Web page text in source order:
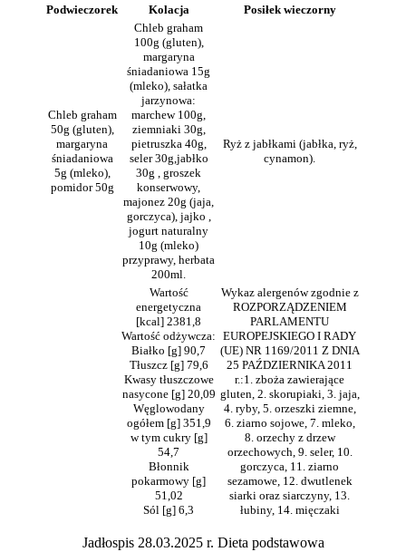
Podwieczorek
Kolacja Posiłek wieczorny
Chleb graham
50g (gluten),
margaryna
śniadaniowa
5g (mleko),
pomidor 50g
Chleb graham
100g (gluten),
margaryna
śniadaniowa 15g
(mleko), sałatka
jarzynowa:
marchew 100g,
ziemniaki 30g,
pietruszka 40g,
seler 30g,jabłko
30g , groszek
konserwowy,
majonez 20g (jaja,
gorczyca), jajko ,
jogurt naturalny
10g (mleko)
przyprawy, herbata
200ml.
Ryż z jabłkami (jabłka, ryż,
cynamon).
Wartość
energetyczna
[kcal] 2381,8
Wartość odżywcza:
Białko [g] 90,7
Tłuszcz [g] 79,6
Kwasy tłuszczowe
nasycone [g] 20,09
Węglowodany
ogółem [g] 351,9
w tym cukry [g]
54,7
Błonnik
pokarmowy [g]
51,02
Sól [g] 6,3
Wykaz alergenów zgodnie z
ROZPORZĄDZENIEM
PARLAMENTU
EUROPEJSKIEGO I RADY
(UE) NR 1169/2011 Z DNIA
25 PAŹDZIERNIKA 2011
r.:1. zboża zawierające
gluten, 2. skorupiaki, 3. jaja,
4. ryby, 5. orzeszki ziemne,
6. ziarno sojowe, 7. mleko,
8. orzechy z drzew
orzechowych, 9. seler, 10.
gorczyca, 11. ziarno
sezamowe, 12. dwutlenek
siarki oraz siarczyny, 13.
łubiny, 14. mięczaki
Jadłospis 28.03.2025 r. Dieta podstawowa